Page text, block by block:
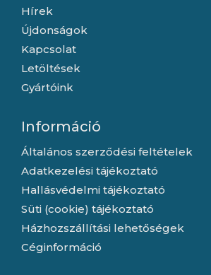
Hírek
Újdonságok
Kapcsolat
Letöltések
Gyártóink
Információ
Általános szerződési feltételek
Adatkezelési tájékoztató
Hallásvédelmi tájékoztató
Süti (cookie) tájékoztató
Házhozszállítási lehetőségek
Céginformáció